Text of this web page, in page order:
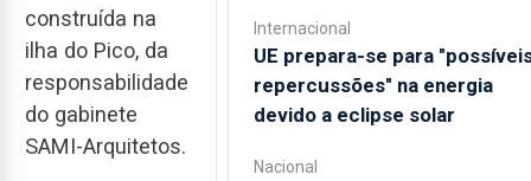
construída na
ilha do Pico, da
responsabilidade
do gabinete
SAMI-Arquitetos.
Internacional
UE prepara-se para
repercussões" na energia
devido a eclipse solar
Nacional